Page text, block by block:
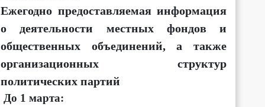
Ежегодно предоставляемая информация
о деятельности местных фондов и
общественных объединений, а также
организационных структур
политических партий
До 1 марта: